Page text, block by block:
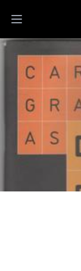
Open main menu